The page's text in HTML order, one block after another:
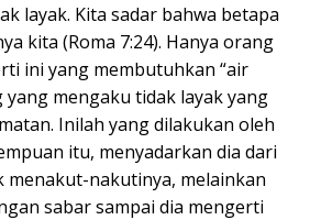
layak. Kita sadar bahwa betapa
kita (Roma 7:24). Hanya orang
ini yang membutuhkan “air
yang mengaku tidak layak yang
Inilah yang dilakukan oleh
itu, menyadarkan dia dari
menakut-nakutinya, melainkan
sabar sampai dia mengerti